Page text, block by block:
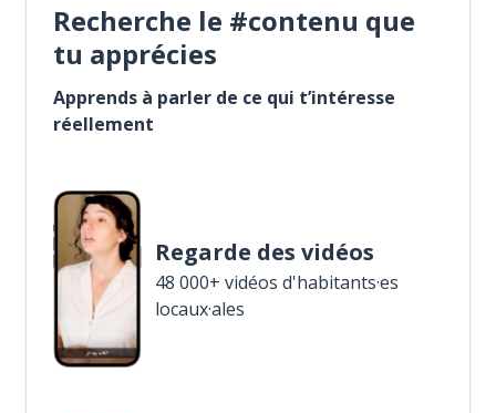
Recherche le #contenu que
tu apprécies
Apprends à parler de ce qui t’intéresse
réellement
Regarde des vidéos
48 000+ vidéos d'habitants·es
locaux·ales